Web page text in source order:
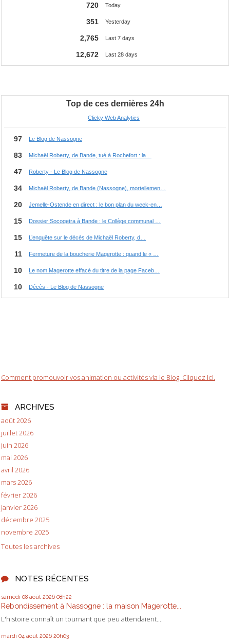
Comment promouvoir vos animation ou activités via le Blog. Cliquez ici.
ARCHIVES
août 2026
juillet 2026
juin 2026
mai 2026
avril 2026
mars 2026
février 2026
janvier 2026
décembre 2025
novembre 2025
Toutes les archives
NOTES RÉCENTES
samedi 08 août 2026 08h22
Rebondissement à Nassogne : la maison Magerotte...
L'histoire connaît un tournant que peu attendaient....
mardi 04 août 2026 20h03